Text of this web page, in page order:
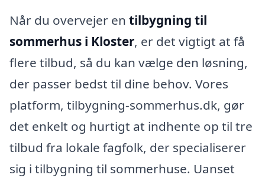
Når du overvejer en tilbygning til
sommerhus i Kloster, er det vigtigt at få
flere tilbud, så du kan vælge den løsning,
der passer bedst til dine behov. Vores
platform, tilbygning-sommerhus.dk, gør
det enkelt og hurtigt at indhente op til tre
tilbud fra lokale fagfolk, der specialiserer
sig i tilbygning til sommerhuse. Uanset